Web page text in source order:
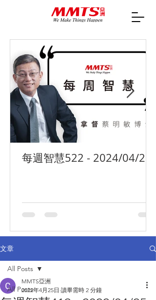
每週智慧522 - 2024/04/29
文章
All Posts
All Posts
MMTS亞洲
2022年4月25日 讀畢需時 2 分鐘